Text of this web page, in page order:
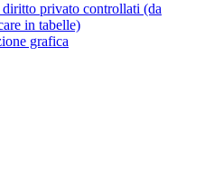
privato controllati (da
in tabelle)
grafica